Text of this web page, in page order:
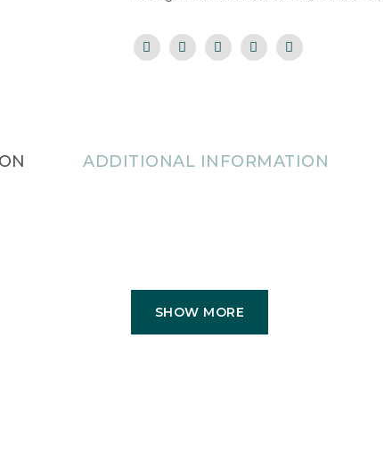
ADDITIONAL INFORMATION
SHOW MORE